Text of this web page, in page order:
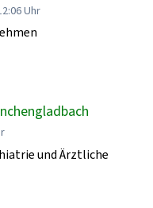
Uhr
und Ärztliche